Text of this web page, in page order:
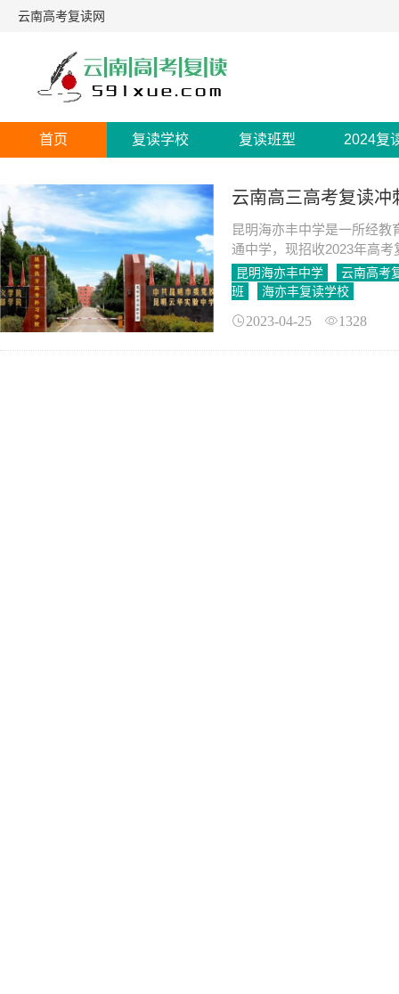
云南高考复读网
首页 复读学校 复读班型 2024复
云南高三高考复读
昆明海亦丰中学是一所经
通中学，现招收2023年高考
昆明海亦丰中学
云南高考
班
海亦丰复读学校
2023-04-25 1328